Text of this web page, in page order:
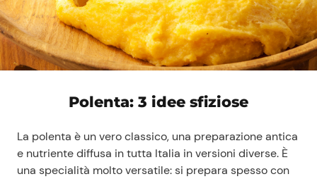
Polenta: 3 idee sfiziose
La polenta è un vero classico, una preparazione antica
e nutriente diffusa in tutta Italia in versioni diverse. È
una specialità molto versatile: si prepara spesso con